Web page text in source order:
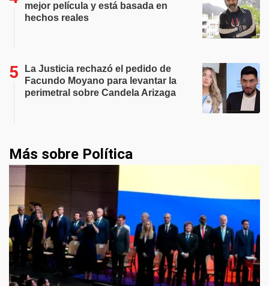
mejor película y está basada en
hechos reales
La Justicia rechazó el pedido de
Facundo Moyano para levantar la
perimetral sobre Candela Arizaga
Más sobre Política